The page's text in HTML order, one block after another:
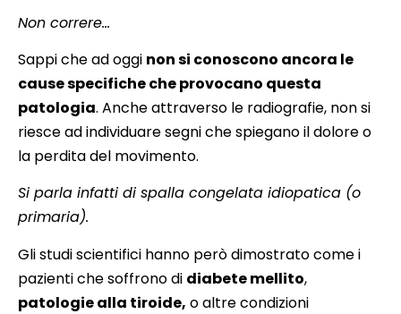
Non correre…
Sappi che ad oggi non si conoscono ancora le
cause specifiche che provocano questa
patologia. Anche attraverso le radiografie, non si
riesce ad individuare segni che spiegano il dolore o
la perdita del movimento.
Si parla infatti di spalla congelata idiopatica (o
primaria).
Gli studi scientifici hanno però dimostrato come i
pazienti che soffrono di diabete mellito,
patologie alla tiroide, o altre condizioni